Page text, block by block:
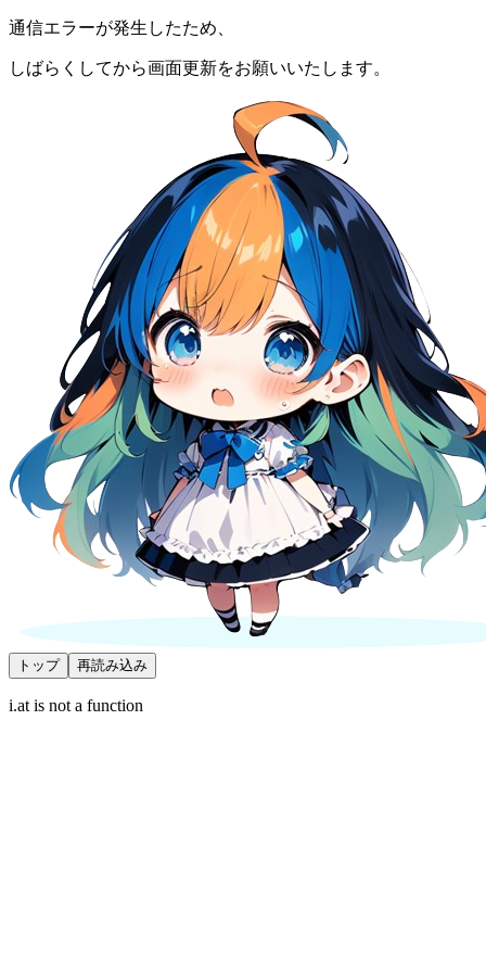
通信エラーが発生したため、
しばらくしてから画面更新をお願いいたします。
トップ 再読み込み
i.at is not a function